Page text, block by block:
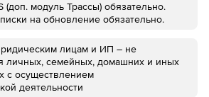
(доп. модуль Трассы) обязательно.
на обновление обязательно.
лицам и ИП – не
личных, семейных, домашних и иных
с осуществлением
деятельности